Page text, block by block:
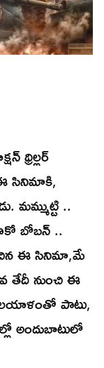
సినిమాకి,
..
బోబన్ ..
ఈ సినిమా,మే
తేదీ నుంచి ఈ
పాటు,
అందుబాటులో